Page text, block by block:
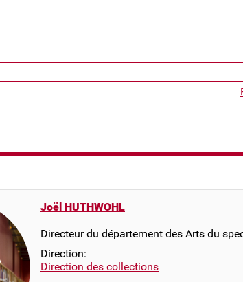
Joël HUTHWOHL
Directeur du département des Arts du
Direction:
Direction des collections